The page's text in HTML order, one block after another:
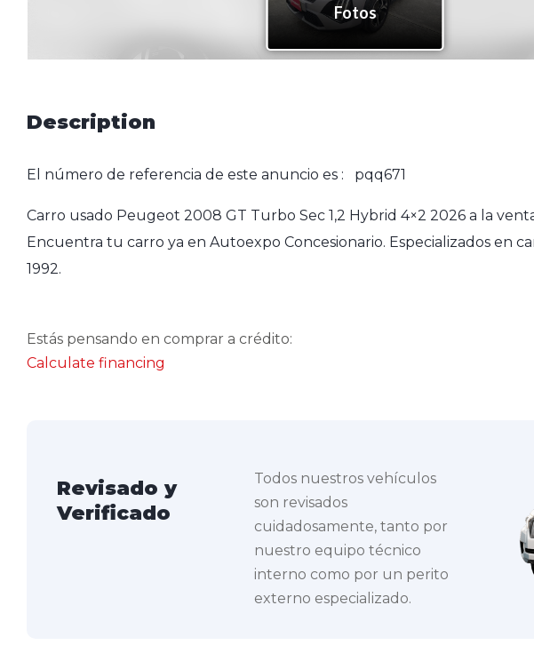
Description
El número de referencia de este anuncio es : pqq671
Carro usado Peugeot 2008 GT Turbo Sec 1,2 Hybrid 4×2 2026 a la
Encuentra tu carro ya en Autoexpo Concesionario. Especializados en
1992.
Estás pensando en comprar a crédito:
Calculate financing
Revisado y
Verificado
Todos nuestros vehículos
son revisados
cuidadosamente, tanto por
nuestro equipo técnico
interno como por un perito
externo especializado.